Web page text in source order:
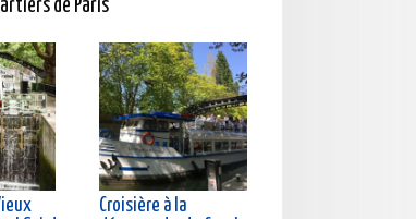
de Paris
Croisière à la